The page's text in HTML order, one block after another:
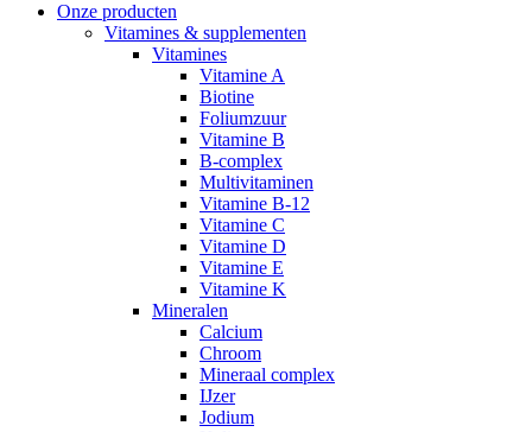
Onze producten
Vitamines & supplementen
Vitamines
Vitamine A
Biotine
Foliumzuur
Vitamine B
B-complex
Multivitaminen
Vitamine B-12
Vitamine C
Vitamine D
Vitamine E
Vitamine K
Mineralen
Calcium
Chroom
Mineraal complex
IJzer
Jodium